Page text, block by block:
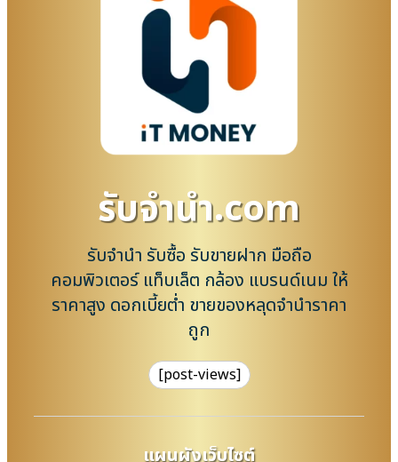
รับจํานํา.com
รับจำนำ รับซื้อ รับขายฝาก มือถือ
คอมพิวเตอร์ แท็บเล็ต กล้อง แบรนด์เนม ให้
ราคาสูง ดอกเบี้ยต่ำ ขายของหลุดจำนำราคา
ถูก
[post-views]
แผนผังเว็บไซต์